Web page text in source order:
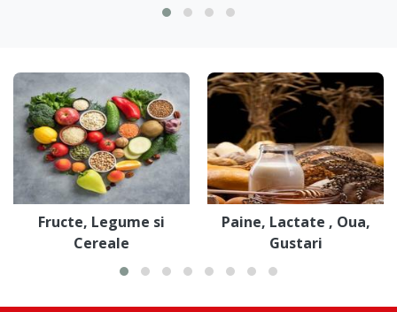
Fructe, Legume si
Cereale
Paine, Lactate , Oua,
Gustari